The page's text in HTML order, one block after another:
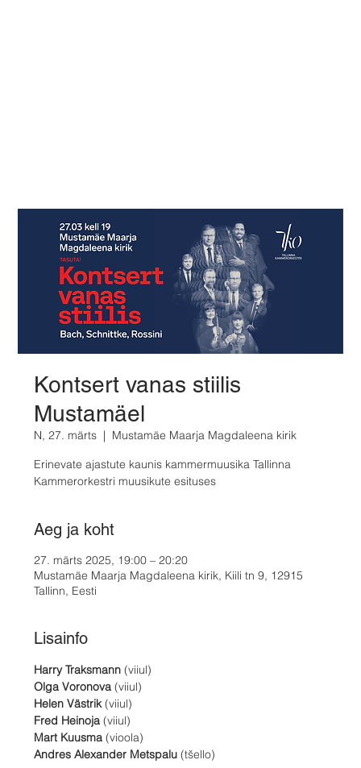
Kontsert vanas stiilis
Mustamäel
N, 27. märts
  |
Mustamäe Maarja Magdaleena kirik
Erinevate ajastute kaunis kammermuusika Tallinna
Kammerorkestri muusikute esituses
Aeg ja koht
27. märts 2025, 19:00 – 20:20
Mustamäe Maarja Magdaleena kirik, Kiili tn 9, 12915
Tallinn, Eesti
Lisainfo
Harry Traksmann (viiul)
Olga Voronova (viiul)
Helen Västrik (viiul)
Fred Heinoja (viiul)
Mart Kuusma (vioola)
Andres Alexander Metspalu (tšello)